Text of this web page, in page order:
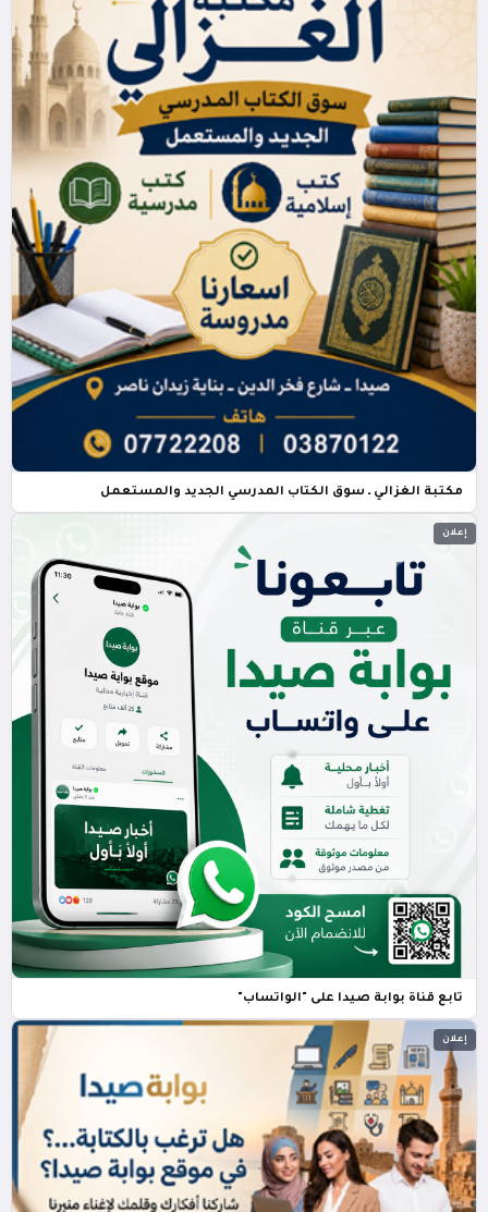
مكتبة الغزالي ـ سوق الكتاب المدرسي الجديد والمستعمل
إعلان
تابع قناة بوابة صيدا على "الواتساب"
إعلان